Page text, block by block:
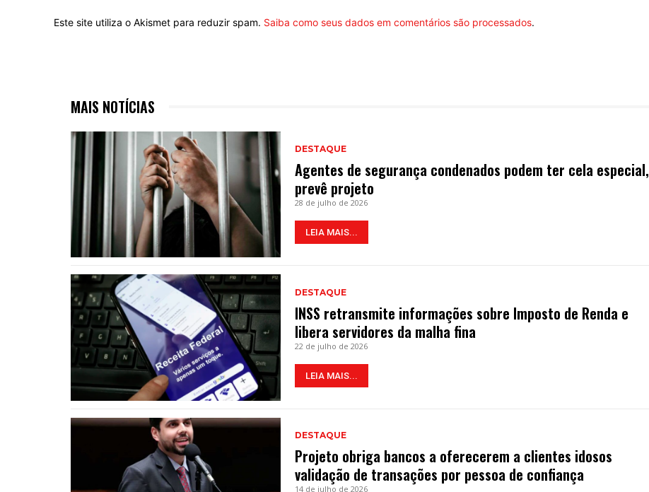
Este site utiliza o Akismet para reduzir spam. Saiba como seus dados em comentários são processados.
MAIS NOTÍCIAS
DESTAQUE
Agentes de segurança condenados podem ter cela especial,
prevê projeto
28 de julho de 2026
LEIA MAIS...
DESTAQUE
INSS retransmite informações sobre Imposto de Renda e
libera servidores da malha fina
22 de julho de 2026
LEIA MAIS...
DESTAQUE
Projeto obriga bancos a oferecerem a clientes idosos
validação de transações por pessoa de confiança
14 de julho de 2026